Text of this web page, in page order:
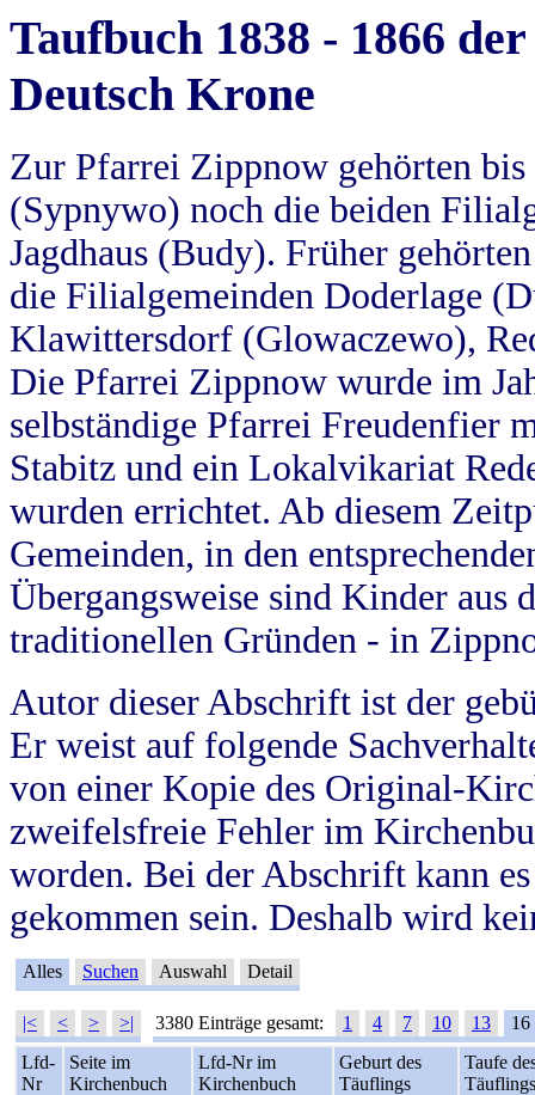
Taufbuch 1838 - 1866
Deutsch Krone
Zur Pfarrei Zippnow gehörten
(Sypnywo) noch die beiden
Jagdhaus (Budy). Früher
die Filialgemeinden Doderlage
Klawittersdorf (Glowaczewo),
Die Pfarrei Zippnow wurde im
selbständige Pfarrei Freudenfier
Stabitz und ein Lokalvikariat
wurden errichtet. Ab diesem
Gemeinden, in den
Übergangsweise sind Kinder aus
traditionellen Gründen - in
Autor dieser Abschrift ist der
Er weist auf folgende
von einer Kopie des Original-
zweifelsfreie Fehler im
worden. Bei der Abschrift kann
gekommen sein. Deshalb wird
Alles Suchen Auswahl Detail
|< < > >| 3380 Einträge gesamt: 1 4 7 10 13
16
Lfd-
Nr
Seite im
Kirchenbuch
Lfd-Nr im
Kirchenbuch
Geburt des
Täuflings
Taufe
Täuflings